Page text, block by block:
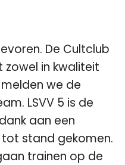
De Cultclub
in kwaliteit
we de
LSVV 5 is de
aan een
stand gekomen.
trainen op de